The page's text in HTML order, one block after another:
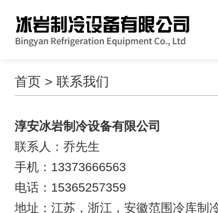
首页 > 联系我们
淳安冰岩制冷设备有限公司
联系人：乔先生
手机：13373666563
电话：15365257359
地址：江苏，浙江，安徽范围冷库制